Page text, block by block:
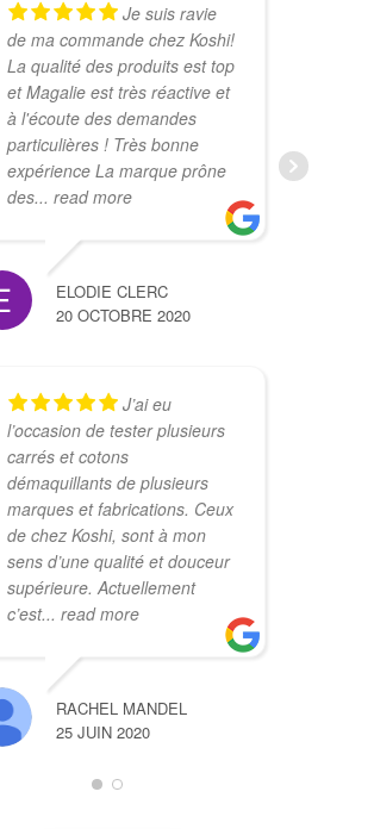
Je suis ravie
de ma commande chez Koshi!
La qualité des produits est top
et Magalie est très réactive et
à l'écoute des demandes
particulières ! Très bonne
expérience La marque prône
des... read more
ELODIE CLERC
20 OCTOBRE 2020
J’ai eu
l’occasion de tester plusieurs
carrés et cotons
démaquillants de plusieurs
marques et fabrications. Ceux
de chez Koshi, sont à mon
sens d’une qualité et douceur
supérieure. Actuellement
c’est... read more
RACHEL MANDEL
25 JUIN 2020